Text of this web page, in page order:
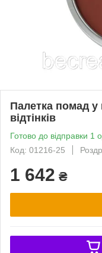
Палетка помад у
відтінків
Готово до відправки 1
Код: 01216-25
1 642 ₴